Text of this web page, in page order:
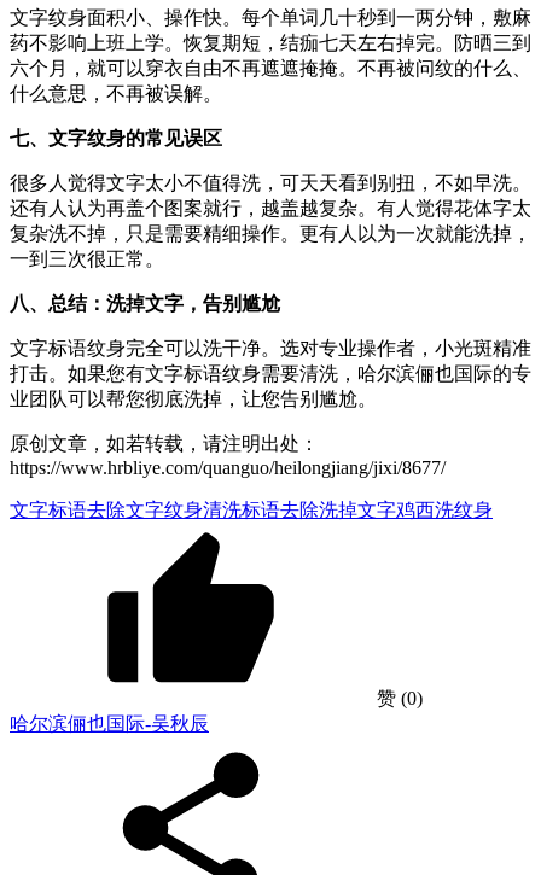
文字纹身面积小、操作快。每个单词几十秒到一两分钟，敷麻
药不影响上班上学。恢复期短，结痂七天左右掉完。防晒三到
六个月，就可以穿衣自由不再遮遮掩掩。不再被问纹的什么、
什么意思，不再被误解。
七、文字纹身的常见误区
很多人觉得文字太小不值得洗，可天天看到别扭，不如早洗。
还有人认为再盖个图案就行，越盖越复杂。有人觉得花体字太
复杂洗不掉，只是需要精细操作。更有人以为一次就能洗掉，
一到三次很正常。
八、总结：洗掉文字，告别尴尬
文字标语纹身完全可以洗干净。选对专业操作者，小光斑精准
打击。如果您有文字标语纹身需要清洗，哈尔滨俪也国际的专
业团队可以帮您彻底洗掉，让您告别尴尬。
原创文章，如若转载，请注明出处：
https://www.hrbliye.com/quanguo/heilongjiang/jixi/8677/
文字标语去除文字纹身清洗标语去除洗掉文字鸡西洗纹身
赞 (0)
哈尔滨俪也国际-吴秋辰